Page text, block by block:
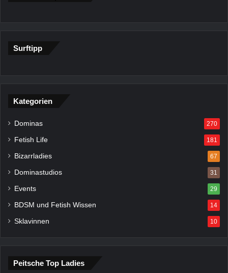
Surftipp
Kategorien
Dominas 270
Fetish Life 181
Bizarrladies 67
Dominastudios 31
Events 29
BDSM und Fetish Wissen 14
Sklavinnen 10
Peitsche Top Ladies